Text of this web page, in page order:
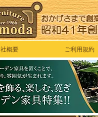
概要 ご利用規約